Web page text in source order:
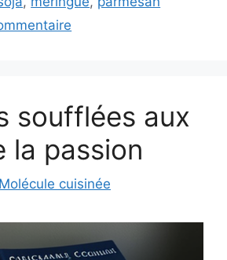
soufflées aux
la passion
Molécule cuisinée